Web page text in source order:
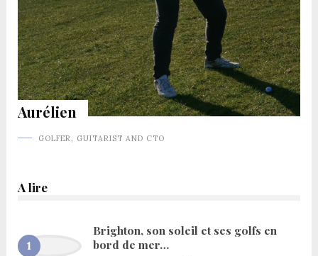
Aurélien
GOLFER, GUITARIST AND CTO
A lire
Brighton, son soleil et ses golfs en
bord de mer…